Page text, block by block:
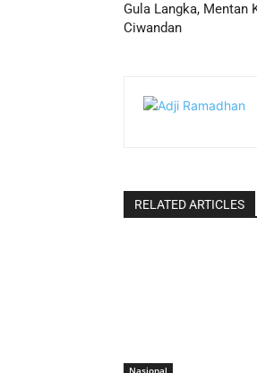
Gula Langka, Mentan
Ciwandan
RELATED ARTICLES